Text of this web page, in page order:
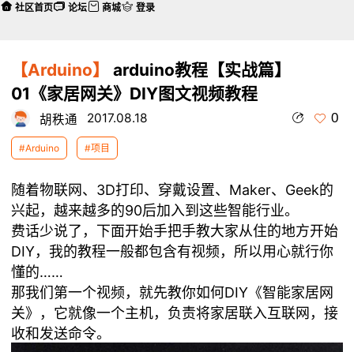
【Arduino】
arduino教程【实战篇】
01《家居网关》DIY图文视频教程
胡秩通 2017.08.18 0
#Arduino #项目
随着物联网、3D打印、穿戴设置、Maker、Geek的
兴起，越来越多的90后加入到这些智能行业。
费话少说了，下面开始手把手教大家从住的地方开始
DIY，我的教程一般都包含有视频，所以用心就行你
懂的……
那我们第一个视频，就先教你如何DIY《智能家居网
关》，它就像一个主机，负责将家居联入互联网，接
收和发送命令。
社区首页 论坛 商城 登录